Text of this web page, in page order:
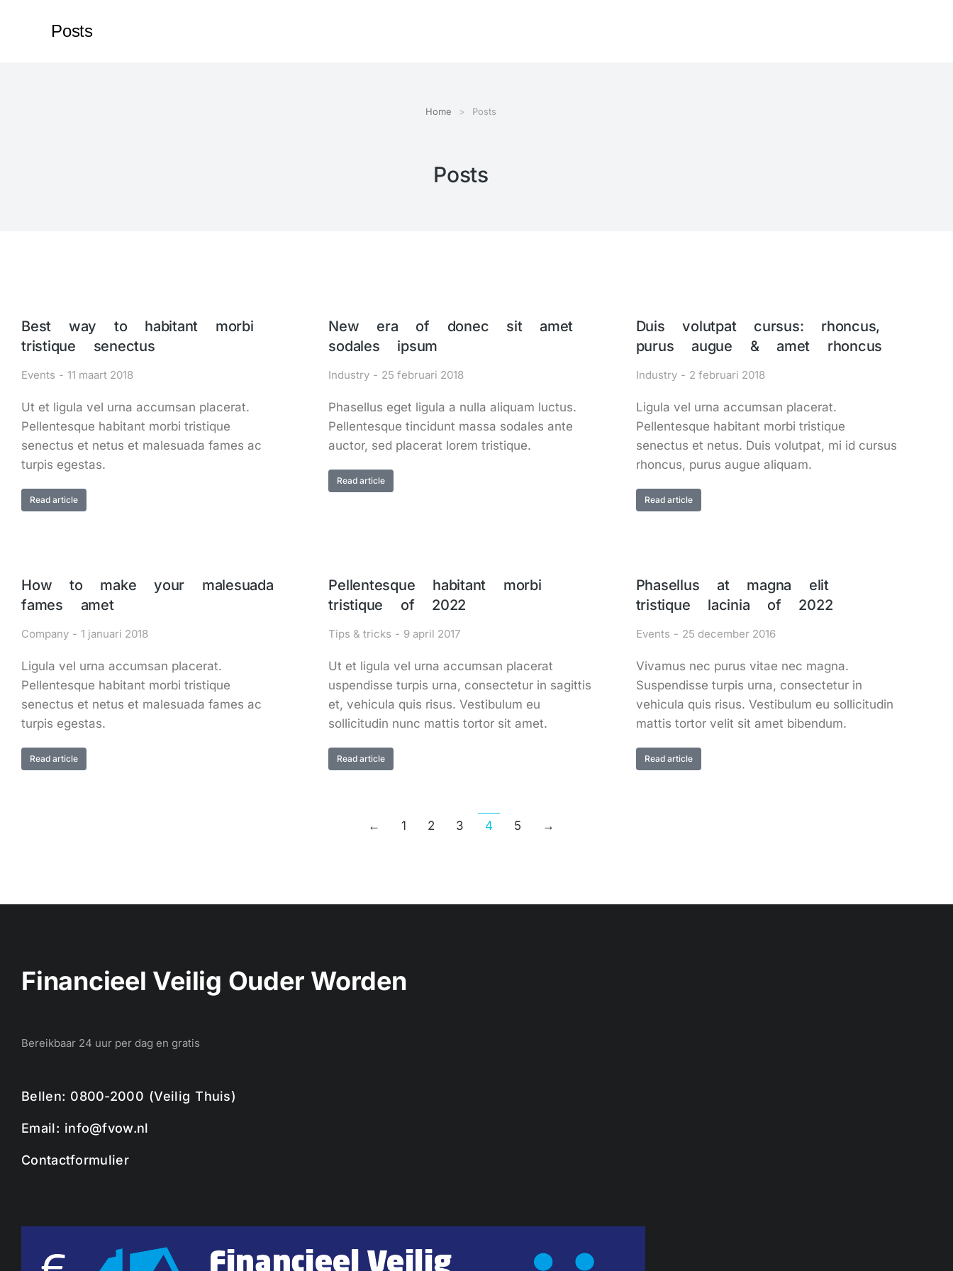
Posts
Home Posts
Posts
Best way to habitant morbi
tristique senectus
Events 11 maart 2018
Ut et ligula vel urna accumsan placerat.
Pellentesque habitant morbi tristique
senectus et netus et malesuada fames ac
turpis egestas.
Read article
New era of donec sit amet
sodales ipsum
Industry 25 februari 2018
Phasellus eget ligula a nulla aliquam luctus.
Pellentesque tincidunt massa sodales ante
auctor, sed placerat lorem tristique.
Read article
Duis volutpat cursus: rhoncus,
purus augue & amet rhoncus
Industry 2 februari 2018
Ligula vel urna accumsan placerat.
Pellentesque habitant morbi tristique
senectus et netus. Duis volutpat, mi id cursus
rhoncus, purus augue aliquam.
Read article
How to make your malesuada
fames amet
Company 1 januari 2018
Ligula vel urna accumsan placerat.
Pellentesque habitant morbi tristique
senectus et netus et malesuada fames ac
turpis egestas.
Read article
Pellentesque habitant morbi
tristique of 2022
Tips & tricks 9 april 2017
Ut et ligula vel urna accumsan placerat
uspendisse turpis urna, consectetur in sagittis
et, vehicula quis risus. Vestibulum eu
sollicitudin nunc mattis tortor sit amet.
Read article
Phasellus at magna elit
tristique lacinia of 2022
Events 25 december 2016
Vivamus nec purus vitae nec magna.
Suspendisse turpis urna, consectetur in
vehicula quis risus. Vestibulum eu sollicitudin
mattis tortor velit sit amet bibendum.
Read article
← 1 2 3 4 5 →
Financieel Veilig Ouder Worden
Bereikbaar 24 uur per dag en gratis
Bellen: 0800-2000 (Veilig Thuis)
Email: info@fvow.nl
Contactformulier